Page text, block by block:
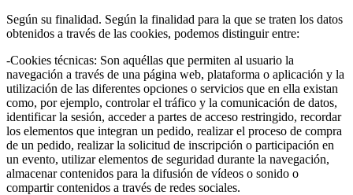
Según su finalidad. Según la finalidad para la que se traten los datos
obtenidos a través de las cookies, podemos distinguir entre:
-Cookies técnicas: Son aquéllas que permiten al usuario la
navegación a través de una página web, plataforma o aplicación y la
utilización de las diferentes opciones o servicios que en ella existan
como, por ejemplo, controlar el tráfico y la comunicación de datos,
identificar la sesión, acceder a partes de acceso restringido, recordar
los elementos que integran un pedido, realizar el proceso de compra
de un pedido, realizar la solicitud de inscripción o participación en
un evento, utilizar elementos de seguridad durante la navegación,
almacenar contenidos para la difusión de vídeos o sonido o
compartir contenidos a través de redes sociales.